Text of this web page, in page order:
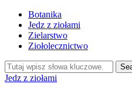
Botanika
Jedz z ziołami
Zielarstwo
Ziołolecznictwo
Jedz z ziołami